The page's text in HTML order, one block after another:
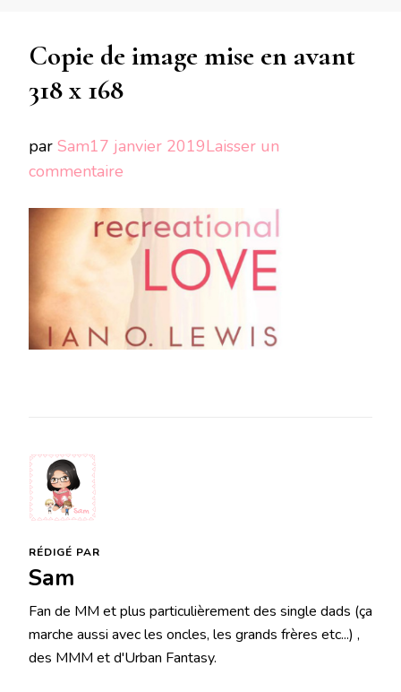
Copie de image mise en avant
318 x 168
par Sam17 janvier 2019Laisser un
commentaire
de
image
mise
en
avant
318
RÉDIGÉ PAR
Sam
Fan de MM et plus particulièrement des single dads (ça
marche aussi avec les oncles, les grands frères etc...) ,
des MMM et d'Urban Fantasy.